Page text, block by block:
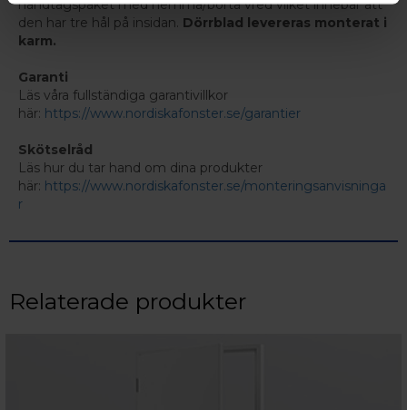
handtagspaket med hemma/borta vred vilket innebär att
den har tre hål på insidan. Dörrblad levereras monterat i
karm.
Garanti
Läs våra fullständiga garantivillkor
här: https://www.nordiskafonster.se/garantier
Skötselråd
Läs hur du tar hand om dina produkter
här: https://www.nordiskafonster.se/monteringsanvisninga
r
Relaterade produkter